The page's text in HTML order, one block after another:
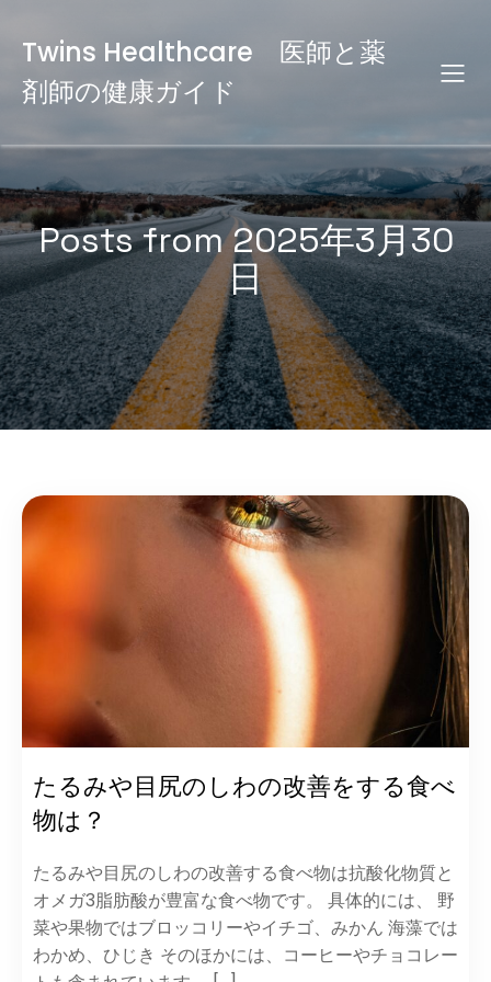
Twins Healthcare 医師と薬
剤師の健康ガイド
Posts from 2025年3月30
日
たるみや目尻のしわの改善をする食べ
物は？
たるみや目尻のしわの改善する食べ物は抗酸化物質と
オメガ3脂肪酸が豊富な食べ物です。 具体的には、 野
菜や果物ではブロッコリーやイチゴ、みかん 海藻では
わかめ、ひじき そのほかには、コーヒーやチョコレー